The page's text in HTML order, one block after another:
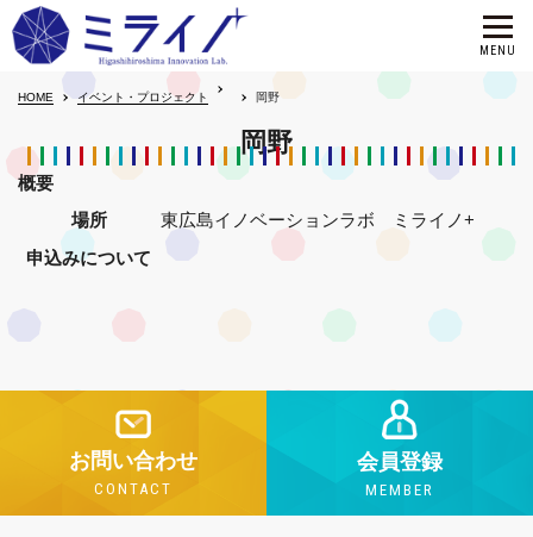
HOME イベント・プロジェクト 岡野
岡野
概要
場所
東広島イノベーションラボ ミライノ+
申込みについて
お問い合わせ
CONTACT
会員登録
MEMBER